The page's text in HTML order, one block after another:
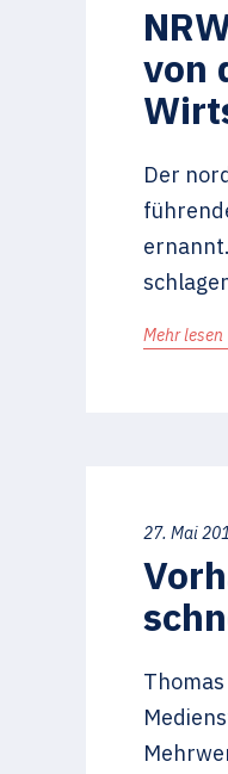
von
Der
Mehr lesen
27. Mai